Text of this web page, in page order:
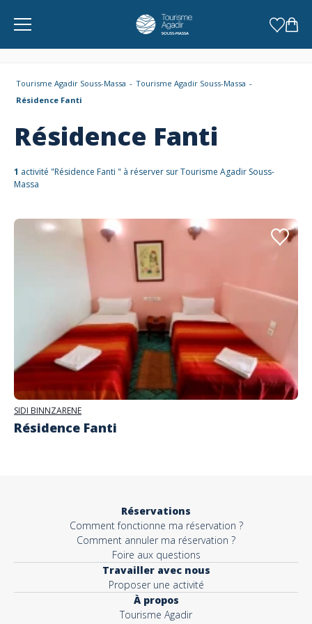
Tourisme Agadir Souss-Massa
Tourisme Agadir Souss-Massa
Résidence Fanti
Résidence Fanti
1 activité "Résidence Fanti " à réserver sur Tourisme Agadir Souss-
Massa
SIDI BINNZARENE
Résidence Fanti
Réservations
Comment fonctionne ma réservation ?
Comment annuler ma réservation ?
Foire aux questions
Travailler avec nous
Proposer une activité
À propos
Tourisme Agadir